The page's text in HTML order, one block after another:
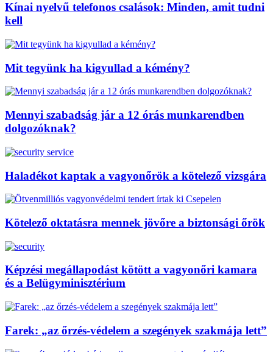
Kínai nyelvű telefonos csalások: Minden, amit tudni
kell
Mit tegyünk ha kigyullad a kémény?
Mennyi szabadság jár a 12 órás munkarendben
dolgozóknak?
Haladékot kaptak a vagyonőrök a kötelező vizsgára
Kötelező oktatásra mennek jövőre a biztonsági őrök
Képzési megállapodást kötött a vagyonőri kamara
és a Belügyminisztérium
Farek: „az őrzés-védelem a szegények szakmája lett”